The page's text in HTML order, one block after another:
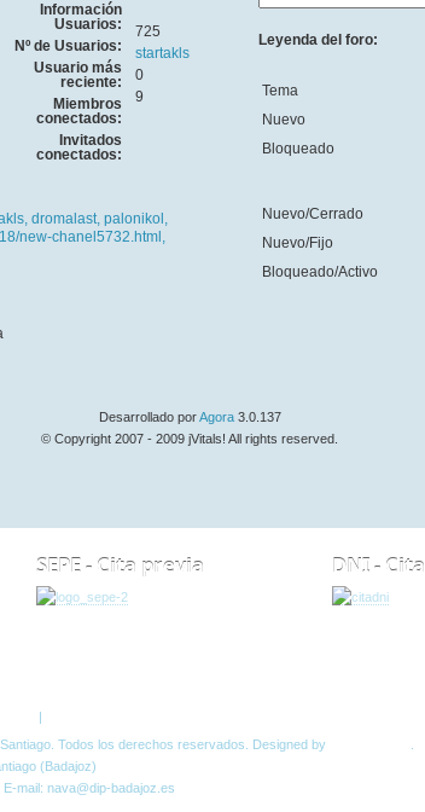
Información
Usuarios:
Nº de Usuarios:
725
Usuario más
reciente:
startakls
Miembros
conectados:
0
Invitados
conectados:
9
dromalast, palonikol,
new-chanel5732.html,
Leyenda del foro:
Tema
Nuevo
Bloqueado
Nuevo/Cerrado
Nuevo/Fijo
Bloqueado/Activo
Desarrollado porAgora3.0.137
© Copyright 2007 - 2009 jVitals! All rights reserved.
SEPE - Cita previa DNI -
|
Todos los derechos reservados. Designed by
(Badajoz)
mail: nava@dip-badajoz.es